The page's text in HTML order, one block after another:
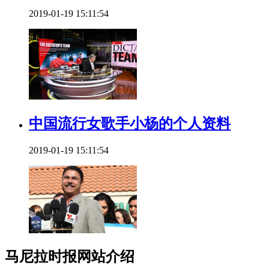
2019-01-19 15:11:54
中国流行女歌手小杨的个人资料
2019-01-19 15:11:54
马尼拉时报网站介绍